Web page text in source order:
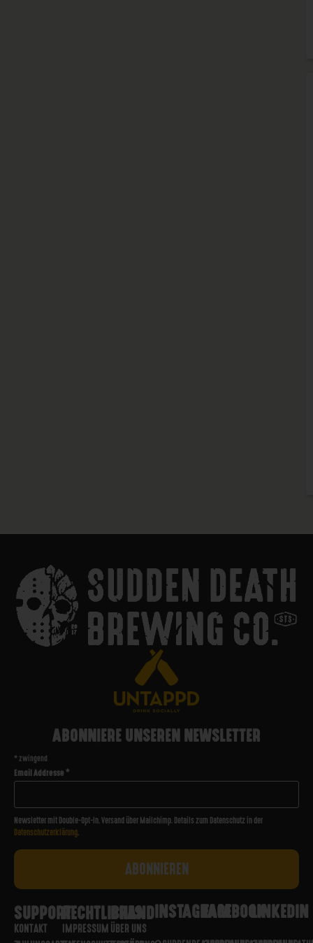
ABONNIERE UNSEREN NEWSLETTER
* zwingend
Email Addresse*
Newsletter mit Double-Opt-In. Versand über Mailchimp. Details zum Datenschutz in der
Datenschutzerklärung.
SUPPORT
KONTAKT
RECHTLICHES
IMPRESSUM
BRAND
ÜBER UNS
INSTAGRAMFACEBOOKLINKEDIN